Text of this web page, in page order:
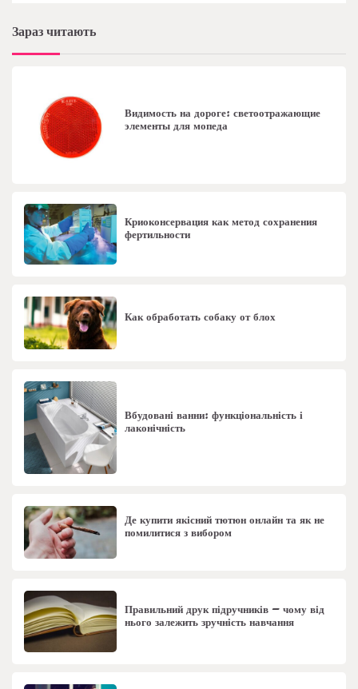
Зараз читають
Видимость на дороге: светоотражающие
элементы для мопеда
Криоконсервация как метод сохранения
фертильности
Как обработать собаку от блох
Вбудовані ванни: функціональність і
лаконічність
Де купити якісний тютюн онлайн та як не
помилитися з вибором
Правильний друк підручників – чому від
нього залежить зручність навчання